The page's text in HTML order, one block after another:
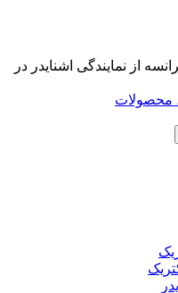
از نمایندگی اشنایدر در